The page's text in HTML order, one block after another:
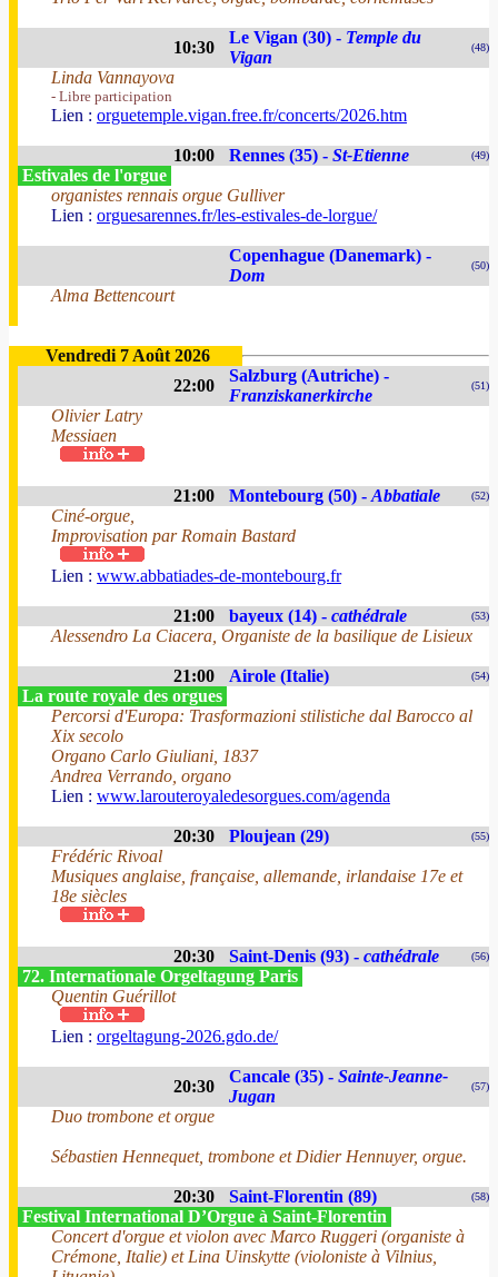
10:30
Le Vigan (30) - Temple du
Vigan
(48)
Linda Vannayova
- Libre participation
Lien : orguetemple.vigan.free.fr/concerts/2026.htm
10:00 Rennes (35) - St-Etienne (49)
Estivales de l'orgue
organistes rennais orgue Gulliver
Lien : orguesarennes.fr/les-estivales-de-lorgue/
Copenhague (Danemark) -
Dom
(50)
Alma Bettencourt
Vendredi 7 Août 2026
22:00
Salzburg (Autriche) -
Franziskanerkirche
(51)
Olivier Latry
Messiaen
21:00 Montebourg (50) - Abbatiale (52)
Ciné-orgue,
Improvisation par Romain Bastard
Lien : www.abbatiades-de-montebourg.fr
21:00 bayeux (14) - cathédrale (53)
Alessendro La Ciacera, Organiste de la basilique de Lisieux
21:00 Airole (Italie) (54)
La route royale des orgues
Percorsi d'Europa: Trasformazioni stilistiche dal Barocco al
Xix secolo
Organo Carlo Giuliani, 1837
Andrea Verrando, organo
Lien : www.larouteroyaledesorgues.com/agenda
20:30 Ploujean (29) (55)
Frédéric Rivoal
Musiques anglaise, française, allemande, irlandaise 17e et
18e siècles
20:30 Saint-Denis (93) - cathédrale (56)
72. Internationale Orgeltagung Paris
Quentin Guérillot
Lien : orgeltagung-2026.gdo.de/
20:30
Cancale (35) - Sainte-Jeanne-
Jugan
(57)
Duo trombone et orgue
Sébastien Hennequet, trombone et Didier Hennuyer, orgue.
20:30 Saint-Florentin (89) (58)
Festival International D’Orgue à Saint-Florentin
Concert d'orgue et violon avec Marco Ruggeri (organiste à
Crémone, Italie) et Lina Uinskytte (violoniste à Vilnius,